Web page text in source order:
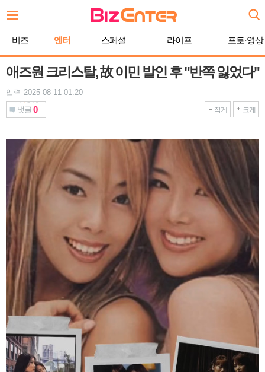
문
비즈 엔터 스페셜 라이프 포토·영상
애즈원 크리스탈, 故 이민 발인 후 "반쪽 잃었다"
입력 2025-08-11 01:20
댓글 0 작게 크게